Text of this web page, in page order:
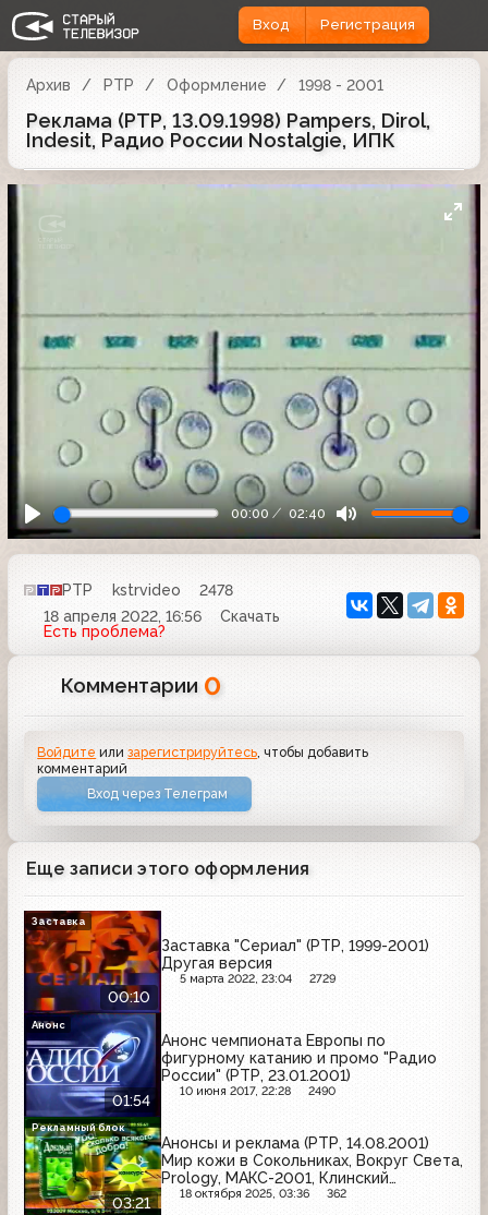
Вход Регистрация
Архив РТР Оформление 1998 - 2001
Реклама (РТР, 13.09.1998) Pampers, Dirol,
Indesit, Радио России Nostalgie, ИПК
00:00 02:40
РТР kstrvideo
2478
18 апреля 2022, 16:56
Скачать
Есть проблема?
Комментарии 0
Войдите илизарегистрируйтесь, чтобы добавить
комментарий
Вход через Телеграм
Еще записи этого оформления
00:10
Заставка "Сериал" (РТР, 1999-2001)
Другая версия
5 марта 2022, 23:04 2729
Заставка
01:54
Анонс чемпионата Европы по
фигурному катанию и промо "Радио
России" (РТР, 23.01.2001)
10 июня 2017, 22:28 2490
Анонс
03:21
Анонсы и реклама (РТР, 14.08.2001)
Мир кожи в Сокольниках, Вокруг Света,
Prology, МАКС-2001, Клинский
мясокомбинат, Автореал, Огонёк,
18 октября 2025, 03:36 362
Рекламный блок